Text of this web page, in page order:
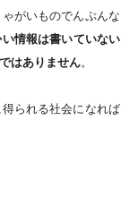
がいものでんぷんな
情報は書いていない
はありません。
られる社会になれば